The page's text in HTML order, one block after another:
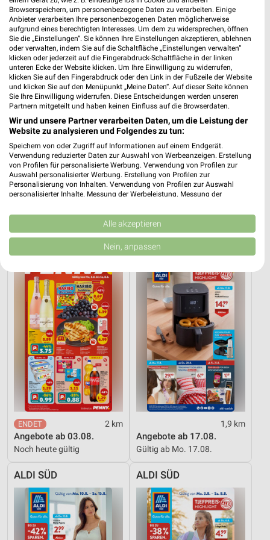
Lidl
1,2 km
Lidl
1,2 km
Noch heute gültig
2 km
Angebote ab 03.08.
Noch heute gültig
ALDI SÜD
1,9 km
Angebote ab 17.08.
Gültig ab Mo. 17.08.
ALDI SÜD ALDI SÜD
Browserspeichern, um personenbezogene Daten zu verarbeiten. Einige
Anbieter verarbeiten Ihre personenbezogenen Daten möglicherweise
aufgrund eines berechtigten Interesses. Um dem zu widersprechen, öffnen
Sie die „Einstellungen“. Sie können Ihre Einstellungen akzeptieren, ablehnen
oder verwalten, indem Sie auf die Schaltfläche „Einstellungen verwalten“
klicken oder jederzeit auf die Fingerabdruck-Schaltfläche in der linken
unteren Ecke der Website klicken. Um Ihre Einwilligung zu widerrufen,
klicken Sie auf den Fingerabdruck oder den Link in der Fußzeile der Website
und klicken Sie auf den Menüpunkt „Meine Daten“. Auf dieser Seite können
Sie Ihre Einwilligung widerrufen. Diese Entscheidungen werden unseren
Partnern mitgeteilt und haben keinen Einfluss auf die Browserdaten.
Wir und unsere Partner verarbeiten Daten, um die Leistung der
Website zu analysieren und Folgendes zu tun:
Speichern von oder Zugriff auf Informationen auf einem Endgerät.
Verwendung reduzierter Daten zur Auswahl von Werbeanzeigen. Erstellung
von Profilen für personalisierte Werbung. Verwendung von Profilen zur
Auswahl personalisierter Werbung. Erstellung von Profilen zur
Personalisierung von Inhalten. Verwendung von Profilen zur Auswahl
personalisierter Inhalte. Messung der Werbeleistung. Messung der
Kombinationen von Daten aus verschiedenen Quellen. Entwicklung und
Verbesserung der Angebote. Verwendung reduzierter Daten zur Auswahl
von Inhalten.
Daten können außerhalb der Europäischen Union weitergegeben und in die
USA gesendet werden.
Website/App.
Partnerliste anzeigen (1 IAB-Anbieter)
Wir nutzen Ihre Daten für folgende Zwecke:
IAB-Verarbeitungszwecke:
Speichern von oder Zugriff auf Informationen
auf einem Endgerät
Verwendung reduzierter Daten zur Auswahl von
Werbeanzeigen
Erstellung von Profilen für personalisierte
Werbung
Verwendung von Profilen zur Auswahl
personalisierter Werbung
Erstellung von Profilen zur Personalisierung
von Inhalten
Verwendung von Profilen zur Auswahl
personalisierter Inhalte
Alle akzeptieren
Nein, anpassen